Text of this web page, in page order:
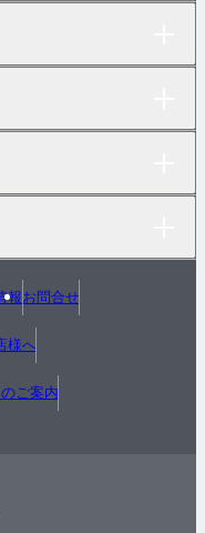
報お問合せ
様へ
ご案内